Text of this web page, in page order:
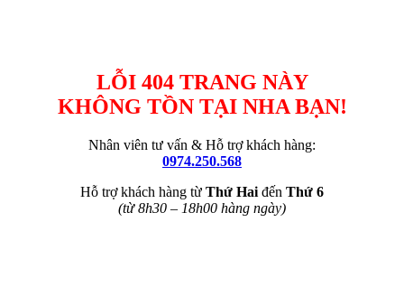
LỖI 404 TRANG NÀY
KHÔNG TỒN TẠI NHA BẠN!
Nhân viên tư vấn & Hỗ trợ khách hàng:
0974.250.568
Hỗ trợ khách hàng từ Thứ Hai đến Thứ 6
(từ 8h30 – 18h00 hàng ngày)